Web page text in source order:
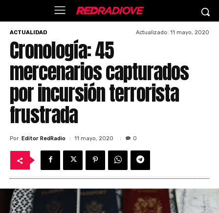
ACTUALIDAD Actualizado: 11 mayo, 2020
Cronología: 45
mercenarios capturados
por incursión terrorista
frustrada
Por Editor RedRadio 11 mayo, 2020 0